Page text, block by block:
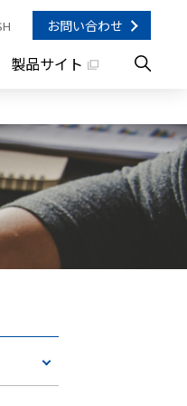
お問い合わせ
製品サイト